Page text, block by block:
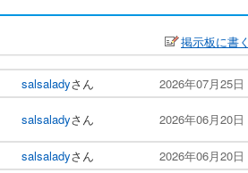
掲示板に書く
salsaladyさん
2026年07月25日
salsaladyさん 2026年06月20日
salsaladyさん 2026年06月20日